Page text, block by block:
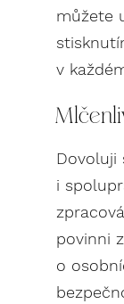
můžete
v
Dovoluji
i
povinni
o